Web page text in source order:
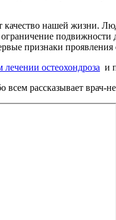
качество нашей
подвижности
признаки
остеохондроза и
рассказывает врач-